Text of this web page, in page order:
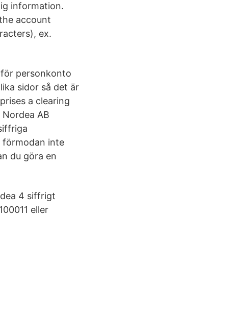
information.
account
ex.
personkonto
sidor så det är
a clearing
AB
förmodan inte
du göra en
4 siffrigt
eller